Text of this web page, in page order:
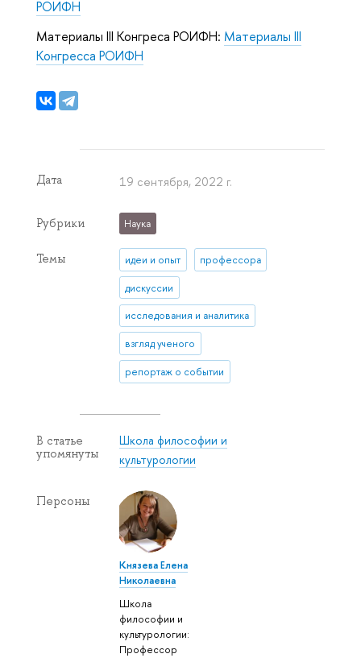
РОИФН
Материалы III Конгреса РОИФН: Материалы III
Конгресса РОИФН
Дата 19 сентября, 2022 г.
Рубрики Наука
Темы идеи и опыт профессора
дискуссии
исследования и аналитика
взгляд ученого
репортаж о событии
В статье
упомянуты
Школа философии и
культурологии
Персоны
Князева Елена
Николаевна
Школа
философии и
культурологии:
Профессор